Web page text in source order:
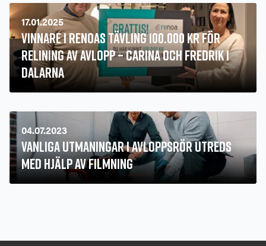
Vinnare i Renoas Tävling 100.000 kr för
Relining av Avlopp – Carina och Fredrik i
Dalarna
17.01.2025
Vanliga utmaningar i avloppsrör utreds
med hjälp av filmning
04.07.2023